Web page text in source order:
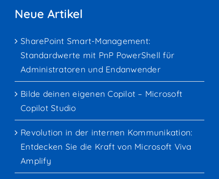
Neue Artikel
SharePoint Smart-Management:
Standardwerte mit PnP PowerShell für
Administratoren und Endanwender
Bilde deinen eigenen Copilot – Microsoft
Copilot Studio
Revolution in der internen Kommunikation:
Entdecken Sie die Kraft von Microsoft Viva
Amplify